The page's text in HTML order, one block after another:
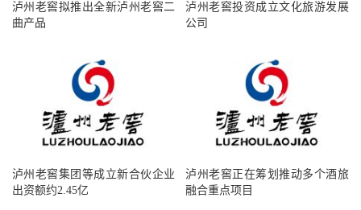
泸州老窖拟推出全新泸州老窖二
曲产品
泸州老窖投资成立文化旅游发展
公司
泸州老窖集团等成立新合伙企业
出资额约2.45亿
泸州老窖正在筹划推动多个酒旅
融合重点项目